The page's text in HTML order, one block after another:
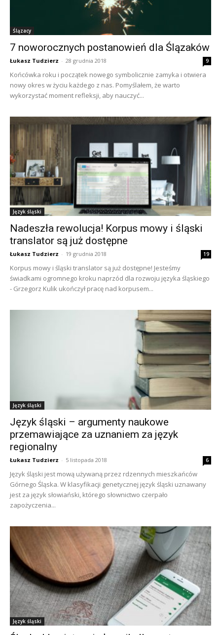
Ślązacy
7 noworocznych postanowień dla Ślązaków
Łukasz Tudzierz - 28 grudnia 2018 9
Końcówka roku i początek nowego symbolicznie zamyka i otwiera
nowy okres w życiu każdego z nas. Pomyślałem, że warto
wykorzystać moment refleksji, aby nauczyć...
Język śląski
Nadeszła rewolucja! Korpus mowy i śląski
translator są już dostępne
Łukasz Tudzierz - 19 grudnia 2018 19
Korpus mowy i śląski translator są już dostępne! Jesteśmy
świadkami ogromnego kroku naprzód dla rozwoju języka śląskiego
- Grzegorz Kulik ukończył pracę nad korpusem...
Język śląski
Język śląski – argumenty naukowe
przemawiające za uznaniem za język
regionalny
Łukasz Tudzierz - 5 listopada 2018 6
Język śląski jest mową używaną przez rdzennych mieszkańców
Górnego Śląska. W klasyfikacji genetycznej język śląski uznawany
jest za język słowiański, którego słownictwo czerpało
zapożyczenia...
Język śląski